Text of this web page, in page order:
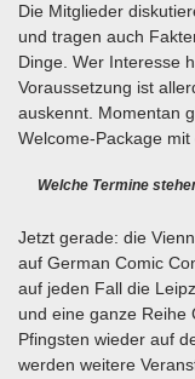
Die Mitglieder
und tragen auch
Dinge. Wer Interesse
Voraussetzung ist
auskennt. Momentan
Welcome-Package
Welche Termine
Jetzt gerade: die
auf German Comic
auf jeden Fall die
und eine ganze Reihe
Pfingsten wieder auf
werden weitere